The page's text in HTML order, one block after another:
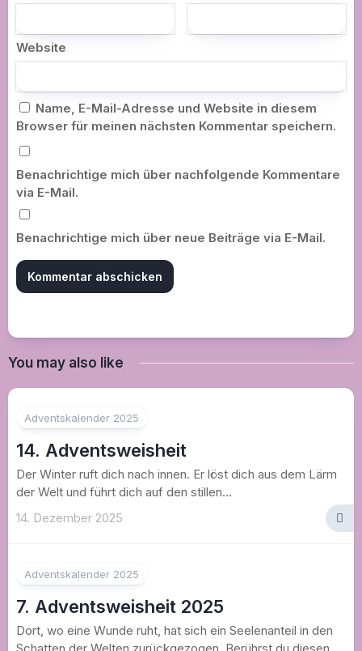
Website
Name, E-Mail-Adresse und Website in diesem
Browser für meinen nächsten Kommentar speichern.
Benachrichtige mich über nachfolgende Kommentare
via E-Mail.
Benachrichtige mich über neue Beiträge via E-Mail.
You may also like
Adventskalender 2025
14. Adventsweisheit
Der Winter ruft dich nach innen. Er löst dich aus dem Lärm
der Welt und führt dich auf den stillen...
14. Dezember 2025
Adventskalender 2025
7. Adventsweisheit 2025
Dort, wo eine Wunde ruht, hat sich ein Seelenanteil in den